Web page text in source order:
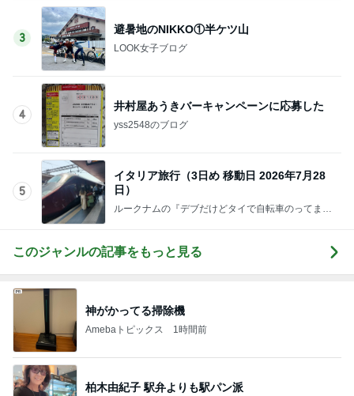
3
避暑地のNIKKO①半ケツ山
LOOK女子ブログ
4
井村屋あうきバーキャンペーンに応募した
yss2548のブログ
5
イタリア旅行（3日め 移動日 2026年7月28
日）
ルークナムの『デブだけどタイで自転車のってま
このジャンルの記事をもっと見る
神がかってる掃除機
Amebaトピックス 1時間前
柏木由紀子 駅弁よりも駅パン派